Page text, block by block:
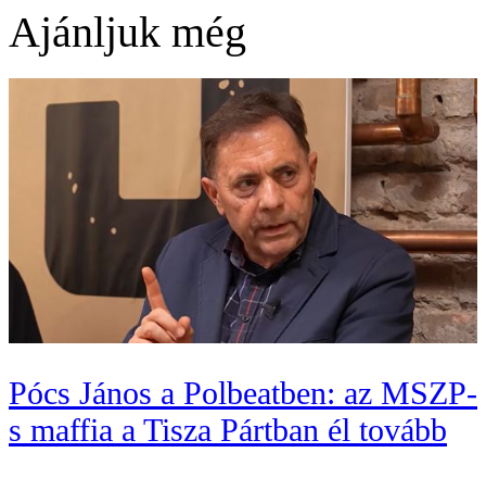
Ajánljuk még
Pócs János a Polbeatben: az MSZP-
s maffia a Tisza Pártban él tovább